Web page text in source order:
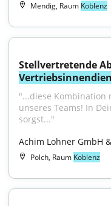
Mendig, Raum Koblenz
"...diese Kombination
unseres Teams! In
sorgst..."
Achim Lohner GmbH
Polch, Raum Koblenz